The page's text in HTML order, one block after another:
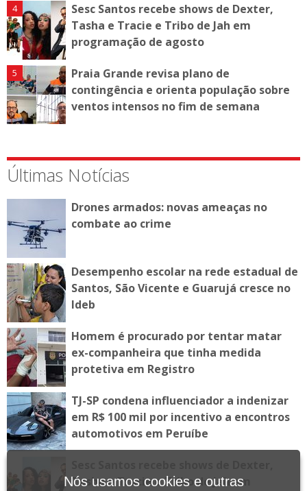
Sesc Santos recebe shows de Dexter,
Tasha e Tracie e Tribo de Jah em
programação de agosto
Praia Grande revisa plano de
contingência e orienta população sobre
ventos intensos no fim de semana
Últimas Notícias
Drones armados: novas ameaças no
combate ao crime
Desempenho escolar na rede estadual de
Santos, São Vicente e Guarujá cresce no
Ideb
Homem é procurado por tentar matar
ex-companheira que tinha medida
protetiva em Registro
TJ-SP condena influenciador a indenizar
em R$ 100 mil por incentivo a encontros
automotivos em Peruíbe
Tasha e Tracie e Tribo de Jah em
Nós usamos cookies e outras